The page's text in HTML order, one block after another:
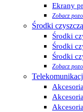
Ekrany
Zobacz
Środki
Środki
Środki
Środki
Zobacz